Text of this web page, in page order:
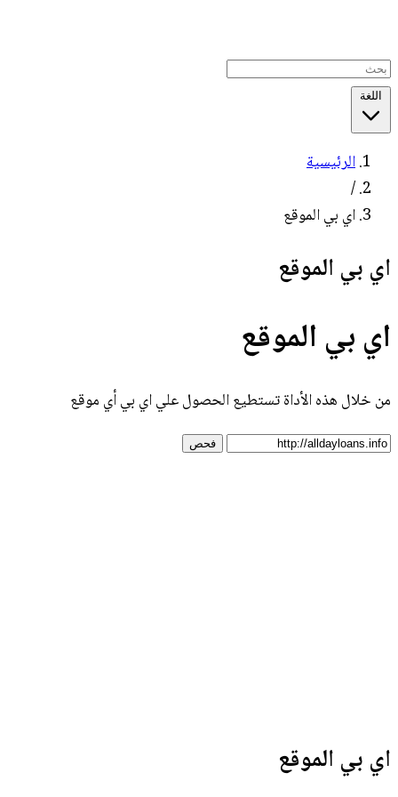
اللغة
الرئيسية
/
اي بي الموقع
اي بي الموقع
اي بي الموقع
من خلال هذه الأداة تستطيع الحصول علي اي بي أي موقع
فحص
اي بي الموقع